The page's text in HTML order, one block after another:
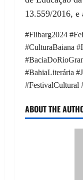
13.559/2016, e
#Flibarg2024
#CulturaBaiana
#BahiaLiterária
#FestivalCultural
ABOUT THE